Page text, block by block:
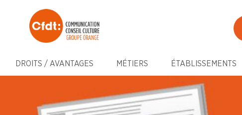
DROITS / AVANTAGES MÉTIERS ÉTABLISSEMENTS